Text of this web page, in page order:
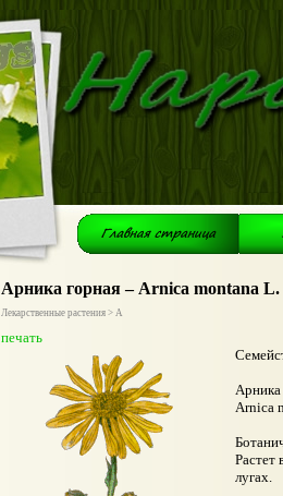
Арника горная – Arnica montana L.
Лекарственные растения > А
печать
Арника
Arnica
Растет
лугах.